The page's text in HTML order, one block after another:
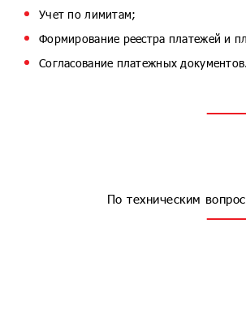
Учет по лимитам;
Формирование реестра платежей и
Согласование платежных документов.
По техническим